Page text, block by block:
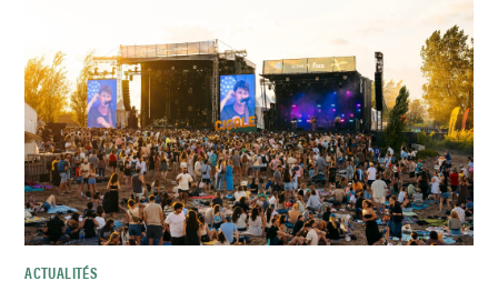
ACTUALITÉS